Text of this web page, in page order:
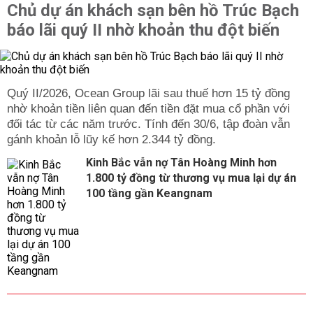
Chủ dự án khách sạn bên hồ Trúc Bạch
báo lãi quý II nhờ khoản thu đột biến
Quý II/2026, Ocean Group lãi sau thuế hơn 15 tỷ đồng
nhờ khoản tiền liên quan đến tiền đặt mua cổ phần với
đối tác từ các năm trước. Tính đến 30/6, tập đoàn vẫn
gánh khoản lỗ lũy kế hơn 2.344 tỷ đồng.
Kinh Bắc vẫn nợ Tân Hoàng Minh hơn
1.800 tỷ đồng từ thương vụ mua lại dự án
100 tầng gần Keangnam